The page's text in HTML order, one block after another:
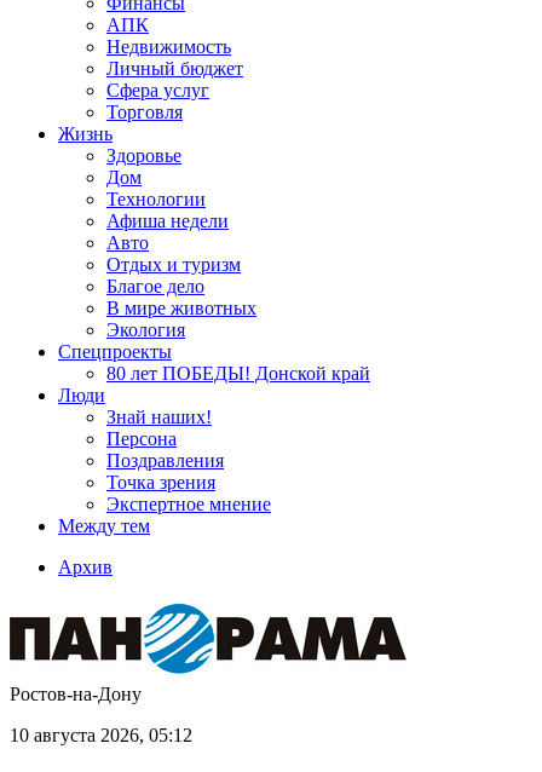
АПК
Недвижимость
Личный бюджет
Сфера услуг
Торговля
Жизнь
Здоровье
Дом
Технологии
Афиша недели
Авто
Отдых и туризм
Благое дело
В мире животных
Экология
Спецпроекты
80 лет ПОБЕДЫ! Донской край
Люди
Знай наших!
Персона
Поздравления
Точка зрения
Экспертное мнение
Между тем
Архив
Ростов-на-Дону
10 августа 2026, 05:12